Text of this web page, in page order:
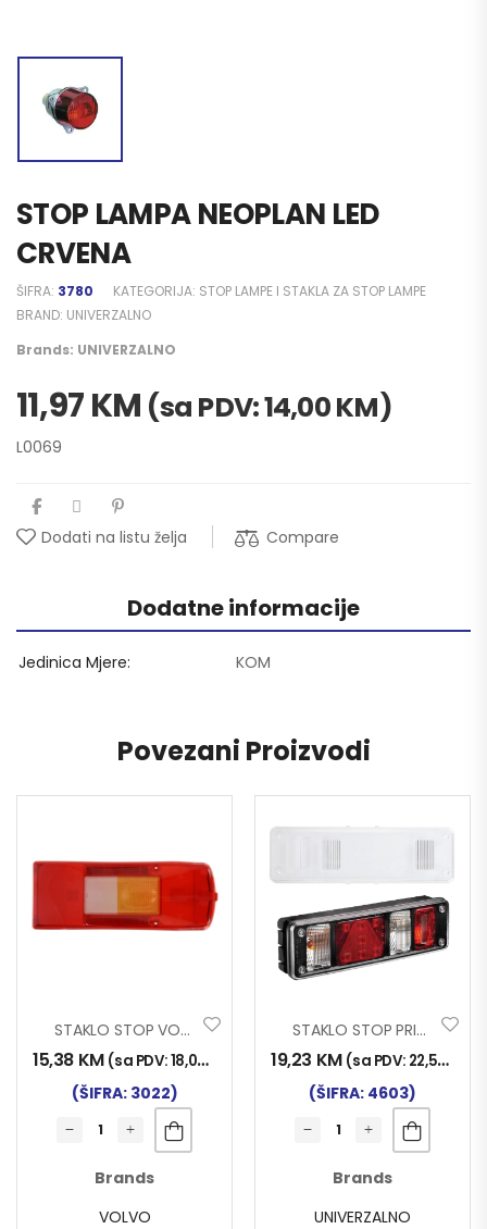
STOP LAMPA NEOPLAN LED
CRVENA
ŠIFRA: 3780 KATEGORIJA: STOP LAMPE I STAKLA ZA STOP LAMPE
BRAND: UNIVERZALNO
Brands: UNIVERZALNO
11,97KM (sa PDV:14,00KM)
L0069
Dodati na listu želja Compare
Dodatne informacije
Jedinica Mjere KOM
Povezani Proizvodi
STAKLO STOP VOLVO 2006
15,38 KM (sa PDV:18,00
(ŠIFRA: 3022)
Brands
VOLVO
STAKLO STOP PRIMESTAR
19,23 KM (sa PDV: 22,50
(ŠIFRA: 4603)
Brands
UNIVERZALNO